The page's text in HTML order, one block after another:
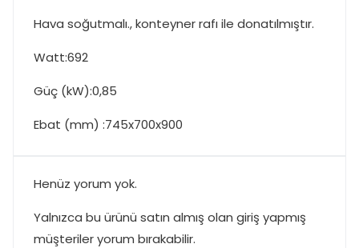
Hava soğutmalı., konteyner rafı ile donatılmıştır.
Watt:692
Güç (kW):0,85
Ebat (mm) :745x700x900
Henüz yorum yok.
Yalnızca bu ürünü satın almış olan giriş yapmış
müşteriler yorum bırakabilir.